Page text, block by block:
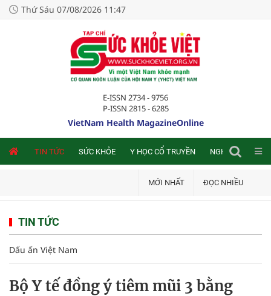
Thứ Sáu 07/08/2026 11:47
E-ISSN 2734 - 9756
P-ISSN 2815 - 6285
VietNam Health MagazineOnline
TIN TỨC SỨC KHỎE Y HỌC CỔ TRUYỀN NGHIÊN CỨU
MỚI NHẤT ĐỌC NHIỀU
TIN TỨC
Dấu ấn Việt Nam
Bộ Y tế đồng ý tiêm mũi 3 bằng